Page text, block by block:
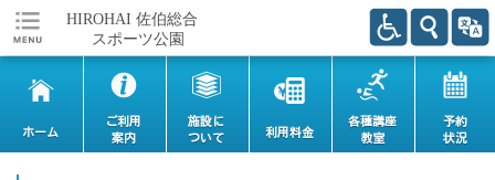
ホーム
ご利用
案内
施設に
ついて
利用料金
各種講座
教室
予約
状況